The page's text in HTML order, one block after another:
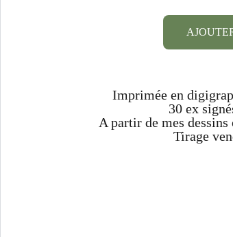
Imprimée en
30 ex
A partir de mes
Tirage